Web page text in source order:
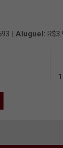
| Aluguel: